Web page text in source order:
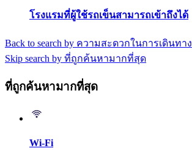
โรงแรมที่ผู้ใช้รถเข็นสามารถเข้าถึงได้
Back to search by ความสะดวกในการเดินทาง
Skip search by ที่ถูกค้นหามากที่สุด
ที่ถูกค้นหามากที่สุด
Wi-Fi